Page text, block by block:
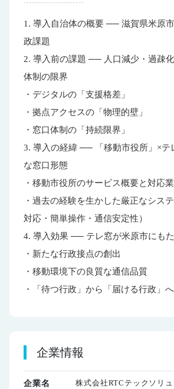
1. 導入自治体の概要 ── 滋賀県米原
政課題
2. 導入前の課題 ── 人口減少・過疎
体制の限界
・デジタルの「支援格差」
・拠点アクセスの「物理的壁」
・窓口体制の「持続限界」
3. 導入の経緯 ── 「移動市役所」×テ
な窓口形態
・移動市役所のサービス概要と対応
・過去の経験を生かした厳正なシス
対応・簡単操作・通信安定性）
4. 導入効果 ── テレ窓が米原市にも
・新たな行政接点の創出
・移動環境下の良質な通信品質
・「待つ行政」から「届ける行政」
企業情報
企業名 株式会社RTCテックソリ